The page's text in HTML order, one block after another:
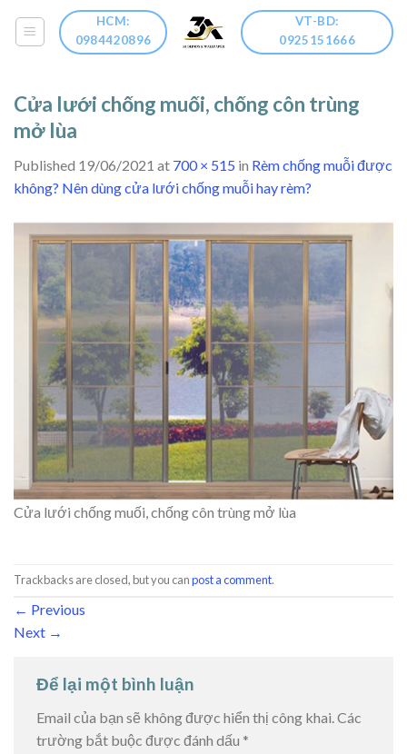
HCM:
0984420896
VT-BD:
0925151666
Cửa lưới chống muối, chống côn trùng
mở lùa
Published 19/06/2021 at 700 × 515 in Rèm chống muỗi được
không? Nên dùng cửa lưới chống muỗi hay rèm?
Cửa lưới chống muối, chống côn trùng mở lùa
Trackbacks are closed, but you canpost a comment.
← Previous
Next →
Để lại một bình luận
Email của bạn sẽ không được hiển thị công khai.Các
trường bắt buộc được đánh dấu *